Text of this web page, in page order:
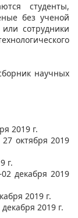
студенты,
без ученой
сотрудники
научных
2019 г.
октября 2019
г.
декабря 2019
2019 г.
2019 г.